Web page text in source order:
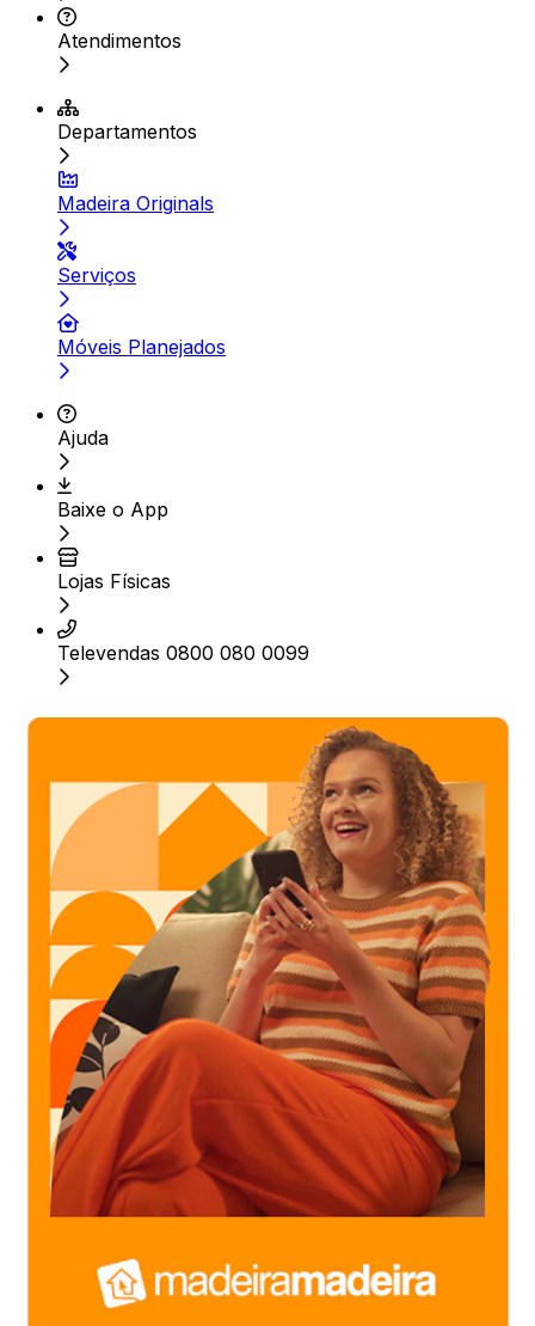
Atendimentos
Departamentos
Madeira Originals
Serviços
Móveis Planejados
Ajuda
Baixe o App
Lojas Físicas
Televendas 0800 080 0099